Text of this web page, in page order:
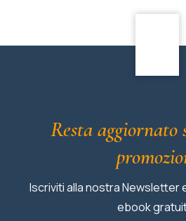
Resta aggiornato
Iscriviti alla nostra Newsletter
ebook